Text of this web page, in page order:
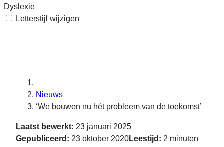
Dyslexie
Letterstijl wijzigen
Nieuws
‘We bouwen nu hét probleem van de toekomst’
Laatst bewerkt: 23 januari 2025
Gepubliceerd: 23 oktober 2020Leestijd: 2 minuten